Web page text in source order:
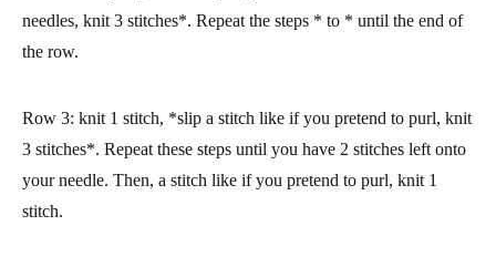
needles, knit 3 stitches*. Repeat the steps * to * until the end of
the row.
Row 3: knit 1 stitch, *slip a stitch like if you pretend to purl, knit
3 stitches*. Repeat these steps until you have 2 stitches left onto
your needle. Then, a stitch like if you pretend to purl, knit 1
stitch.